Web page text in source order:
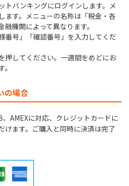
トバンキングにログインします。メ
ます。メニューの名称は「税金・各
機関によって異なります。
番号」「確認番号」を入力してくだ
押してください。一週間をめどにお
の場合
、AMEXに対応、クレジットカードに
けます。ご購入と同時に決済は完了